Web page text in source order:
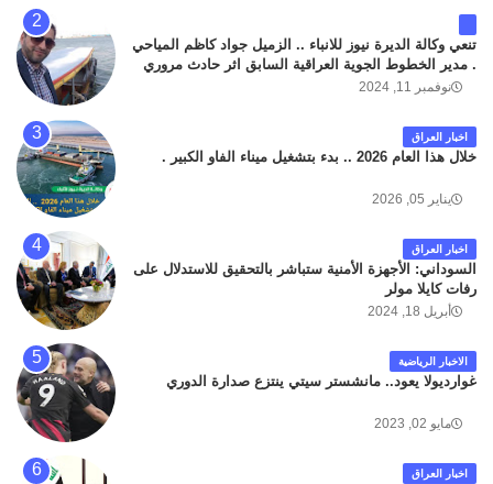
تنعي وكالة الديرة نيوز للانباء .. الزميل جواد كاظم المياحي
. مدير الخطوط الجوية العراقية السابق اثر حادث مروري
داخل مطار البصرة الدولي اليوم الاثنين على الطريق
كان سبب الحادث يعود لتصادم عجلته مع عجلة نوع كيا بنكو
تابعة لشركة الهلال الماسكة لإعمار مطار البصرة الدولي .
سائلين الله عز وجل ان يتغمد الفقيد بواسع رحمته ، و انا
نوفمبر 11, 2024
اخبار العراق
خلال هذا العام 2026 .. بدء بتشغيل ميناء الفاو الكبير .
يناير 05, 2026
اخبار العراق
السوداني: الأجهزة الأمنية ستباشر بالتحقيق للاستدلال على
رفات كايلا مولر
أبريل 18, 2024
الاخبار الرياضية
غوارديولا يعود.. مانشستر سيتي ينتزع صدارة الدوري
مايو 02, 2023
اخبار العراق